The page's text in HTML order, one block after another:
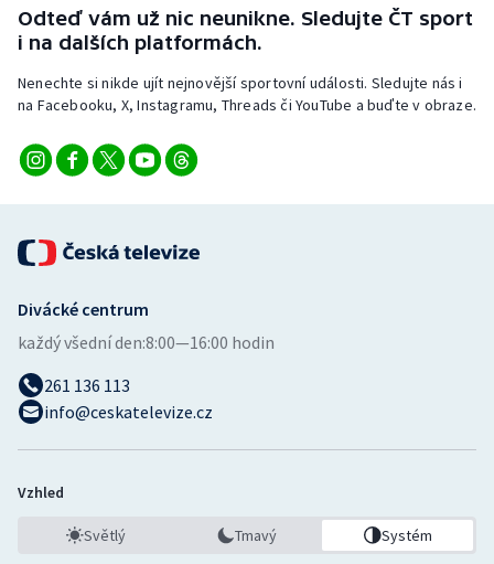
Odteď vám už nic neunikne. Sledujte ČT sport
i na dalších platformách.
Nenechte si nikde ujít nejnovější sportovní události. Sledujte nás i
na Facebooku, X, Instagramu, Threads či YouTube a buďte v obraze.
Divácké centrum
každý všední den:8:00—16:00 hodin
261 136 113
info@ceskatelevize.cz
Vzhled
Světlý Tmavý Systém